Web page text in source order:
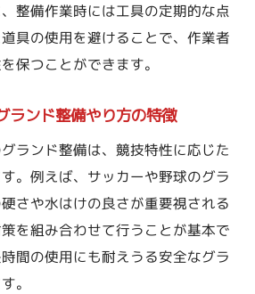
整備作業時には工具の定期的な点
具の使用を避けることで、作業者
保つことができます。
ランド整備やり方の特徴
ランド整備は、競技特性に応じた
。例えば、サッカーや野球のグラ
さや水はけの良さが重要視される
を組み合わせて行うことが基本で
間の使用にも耐えうる安全なグラ
。